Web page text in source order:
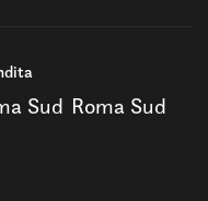
Sud Roma Sud